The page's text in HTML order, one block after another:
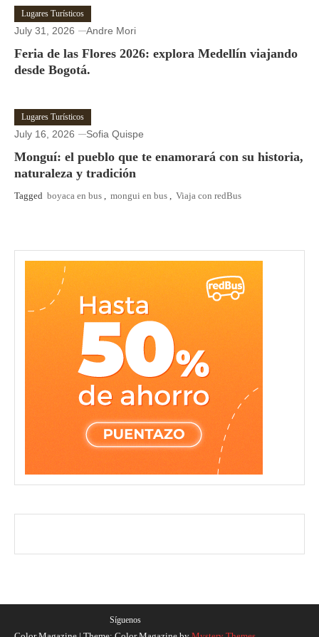
Lugares Turísticos
July 31, 2026 Andre Mori
Feria de las Flores 2026: explora Medellín viajando
desde Bogotá.
Lugares Turísticos
July 16, 2026 Sofia Quispe
Monguí: el pueblo que te enamorará con su historia,
naturaleza y tradición
Tagged boyaca en bus , mongui en bus , Viaja con redBus
Síguenos